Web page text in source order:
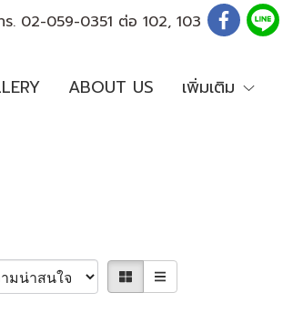
ร. 02-059-0351 ต่อ 102, 103
ABOUT US เพิ่มเติม